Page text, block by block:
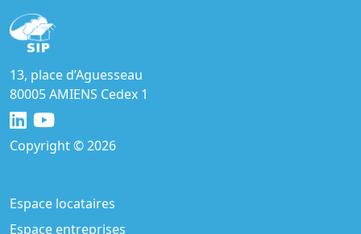
13, place d’Aguesseau
80005 AMIENS Cedex 1
Copyright © 2026
Espace locataires
Espace entreprises